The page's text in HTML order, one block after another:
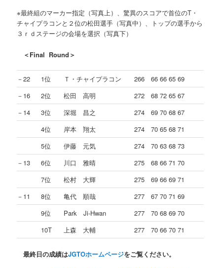
※最終組のマーカー指定（写真上）、驚異のスコアで首位のT・
チャイプラコンと２位の松田選手（写真中）、トップの選手から
３ｒｄステージの会場を選択（写真下）
＜Final Round＞
－22 1位 Ｔ・チャイプラコン
266 66 66 65 69
－16
2位 松田 高明
272 68 72 65 67
－14
3位 深堀 昌之
274 69 70 68 67
4位
岸本 翔太
274 70 65 68 71
5位
伊藤 元気
274 70 63 68 73
－13
6位 川口 雅晴
275 68 66 71 70
7位
松村 大輝
275 69 66 69 71
－11
8位 亀代 順哉
277 67 70 71 69
9位
Park Ji-Hwan
277 70 68 69 70
10T
上森 大輔 277 70 66 70 71
最終日の成績はJGTOホームページをご覧ください。